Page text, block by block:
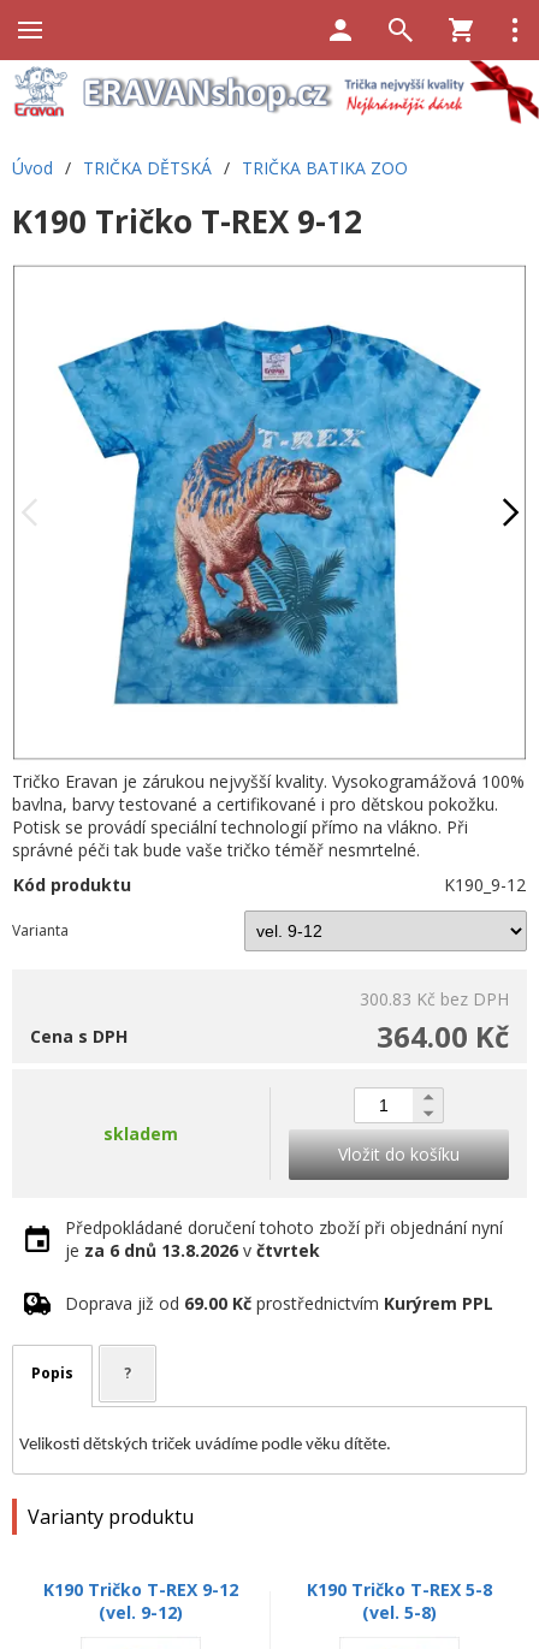
Úvod / TRIČKA DĚTSKÁ / TRIČKA BATIKA ZOO
K190 Tričko T-REX 9-12
Tričko Eravan je zárukou nejvyšší kvality. Vysokogramážová 100%
bavlna, barvy testované a certifikované i pro dětskou pokožku.
Potisk se provádí speciální technologií přímo na vlákno. Při
správné péči tak bude vaše tričko téměř nesmrtelné.
Kód produktu
K190_9-12
Varianta
300.83 Kč bez DPH
364.00 Kč
Cena s DPH
skladem
Vložit do košíku
Předpokládané doručení tohoto zboží při objednání nyní
je za 6 dnů 13.8.2026 v čtvrtek
Doprava již od 69.00 Kč prostřednictvím Kurýrem PPL
Popis ?
Velikosti dětských triček uvádíme podle věku dítěte.
Varianty produktu
K190 Tričko T-REX 9-12
(vel. 9-12)
K190 Tričko T-REX 5-8
(vel. 5-8)